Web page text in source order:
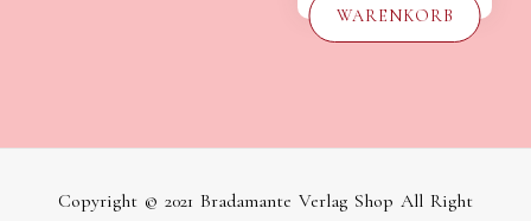
WARENKORB
Copyright © 2021 Bradamante Verlag Shop All Right